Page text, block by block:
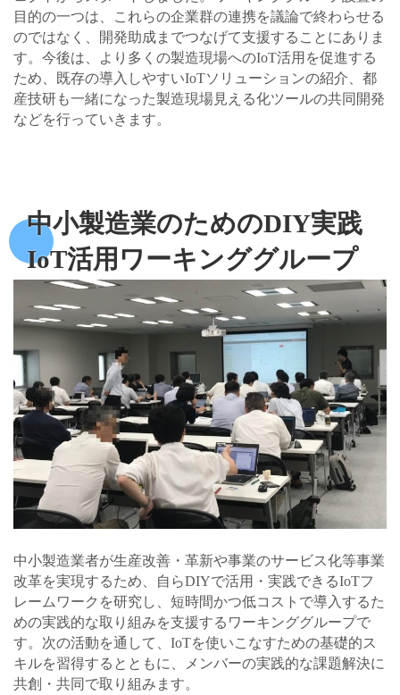
目的の一つは、これらの企業群の連携を議論で終わらせる
のではなく、開発助成までつなげて支援することにありま
す。今後は、より多くの製造現場へのIoT活用を促進する
ため、既存の導入しやすいIoTソリューションの紹介、都
産技研も一緒になった製造現場見える化ツールの共同開発
などを行っていきます。
中小製造業のためのDIY実践
IoT活用ワーキンググループ
中小製造業者が生産改善・革新や事業のサービス化等事業
改革を実現するため、自らDIYで活用・実践できるIoTフ
レームワークを研究し、短時間かつ低コストで導入するた
めの実践的な取り組みを支援するワーキンググループで
す。次の活動を通して、IoTを使いこなすための基礎的ス
キルを習得するとともに、メンバーの実践的な課題解決に
共創・共同で取り組みます。